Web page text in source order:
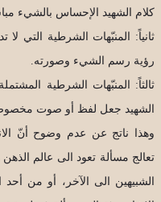
كلام الشهيد الإحساس بالشيء
ثانياً: المنبّهات الشرطية التي لا
رؤية رسم الشيء وصورته.
ثالثاً: المنبّهات الشرطية
الشهيد جعل لفظ أو صوت
وهذا ناتج عن عدم وضوح أنّ
تعالج مسألة تعود الى عالم
الشبيهين الى الآخر، أو من أحد